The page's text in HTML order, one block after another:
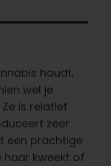
houdt,
wel je
is relatief
zeer
een prachtige
haar kweekt of